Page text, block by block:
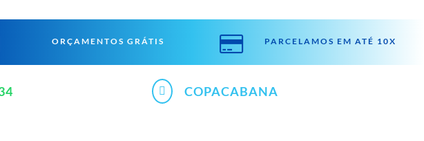
ORÇAMENTOS GRÁTIS  PARCELAMOS EM ATÉ 10X
 COPACABANA